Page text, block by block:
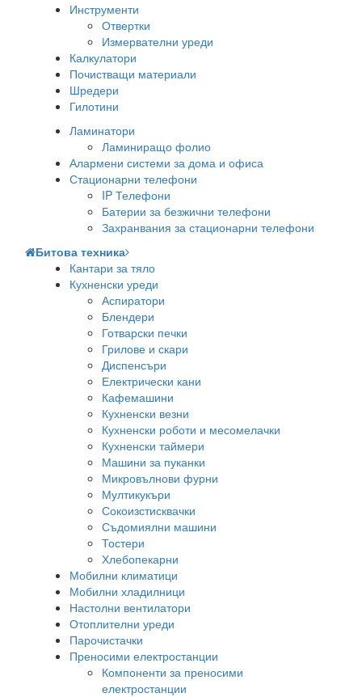
Инструменти
Отвертки
Измервателни уреди
Калкулатори
Почистващи материали
Шредери
Гилотини
Ламинатори
Ламиниращо фолио
Алармени системи за дома и офиса
Стационарни телефони
IP Телефони
Батерии за безжични телефони
Захранвания за стационарни телефони
Битова техника
Кантари за тяло
Кухненски уреди
Аспиратори
Блендери
Готварски печки
Грилове и скари
Диспенсъри
Електрически кани
Кафемашини
Кухненски везни
Кухненски роботи и месомелачки
Кухненски таймери
Машини за пуканки
Микровълнови фурни
Мултикукъри
Сокоизстисквачки
Съдомиялни машини
Тостери
Хлебопекарни
Мобилни климатици
Мобилни хладилници
Настолни вентилатори
Отоплителни уреди
Парочистачки
Преносими електростанции
Компоненти за преносими
електростанции